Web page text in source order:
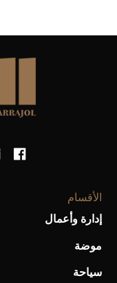
أفضل تدريج
الأقسام
إدارة وأعمال
موضة
سياحة